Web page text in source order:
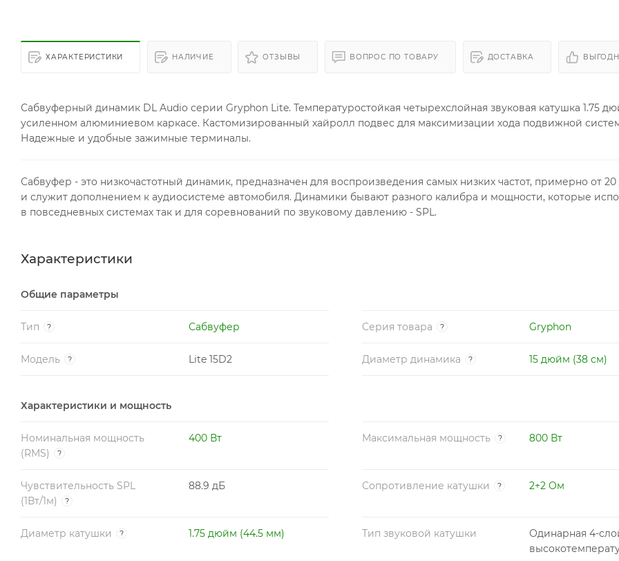
ХАРАКТЕРИСТИКИ НАЛИЧИЕ ОТЗЫВЫ ВОПРОС ПО ТОВАРУ ДОСТАВКА
Сабвуферный динамик DL Audio серии Gryphon Lite. Температуростойкая четырехслойная звуковая катушка 1.75
усиленном алюминиевом каркасе. Кастомизированный хайролл подвес для максимизации хода подвижной
Надежные и удобные зажимные терминалы.
Сабвуфер - это низкочастотный динамик, предназначен для воспроизведения самых низких частот, примерно от 20
и служит дополнением к аудиосистеме автомобиля. Динамики бывают разного калибра и мощности, которые
в повседневных системах так и для соревнований по звуковому давлению - SPL.
Характеристики
Общие параметры
Тип ? Сабвуфер Серия товара ? Gryphon
Модель ? Lite 15D2 Диаметр динамика ? 15 дюйм (38 см)
Характеристики и мощность
Номинальная мощность
(RMS)
?
400 Вт Максимальная мощность ? 800 Вт
Чувствительность SPL
(1Вт/1м)
?
88.9 дБ Сопротивление катушки ? 2+2 Ом
Диаметр катушки ? 1.75 дюйм (44.5 мм) Тип звуковой катушки
Одинарная 4-